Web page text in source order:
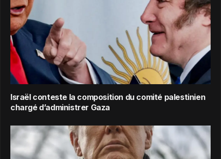
Israël conteste la composition du comité palestinien
chargé d’administrer Gaza